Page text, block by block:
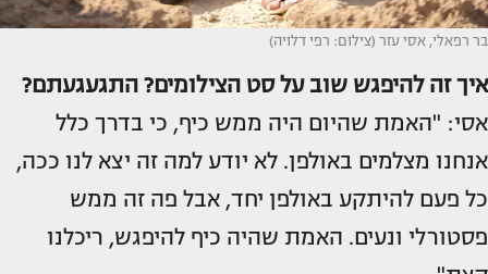
בר רפאלי, אסי עזר (צילום: רפי דלויה)
איך זה להיפגש שוב על סט הצילומים? התגעגעתם?
אסי: "האמת שהיום היה ממש כיף, כי בדרך כלל
אנחנו מצלמים באולפן. לא יודע למה זה יצא לנו ככה,
כל פעם להיתקע באולפן יחד, אבל פה זה ממש
פסטורלי ונעים. האמת שהיה כיף להיפגש, ריכלנו